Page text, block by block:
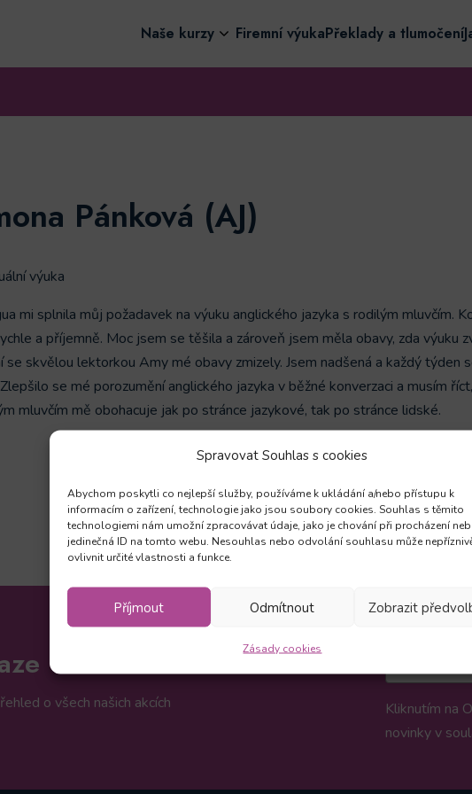
Spravovat Souhlas s cookies
Abychom poskytli co nejlepší služby, používáme k ukládání a/nebo přístupu k
informacím o zařízení, technologie jako jsou soubory cookies. Souhlas s těmito
technologiemi nám umožní zpracovávat údaje, jako je chování při procházení
jedinečná ID na tomto webu. Nesouhlas nebo odvolání souhlasu může
ovlivnit určité vlastnosti a funkce.
Příjmout Odmítnout Zobrazit
Zásady cookies
Naše kurzy Firemní výukaPřeklady a tlumočení
Pánková (AJ)
výuka
mi splnila můj požadavek na výuku anglického jazyka s rodilým mluvčím.
a příjemně. Moc jsem se těšila a zároveň jsem měla obavy, zda výuku
se skvělou lektorkou Amy mé obavy zmizely. Jsem nadšená a každý týden
se mé porozumění anglického jazyka v běžné konverzaci a musím
mluvčím mě obohacuje jak po stránce jazykové, tak po stránce lidské.
o všech našich akcích
Kliknutím na
novinky v